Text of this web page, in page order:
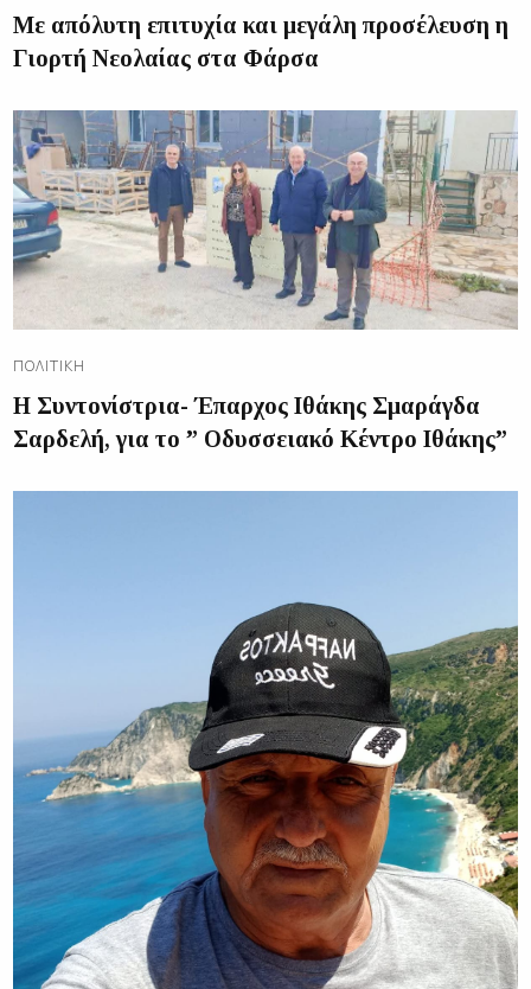
Με απόλυτη επιτυχία και μεγάλη προσέλευση η
Γιορτή Νεολαίας στα Φάρσα
ΠΟΛΙΤΙΚΉ
Η Συντονίστρια- Έπαρχος Ιθάκης Σμαράγδα
Σαρδελή, για το ” Οδυσσειακό Κέντρο Ιθάκης”